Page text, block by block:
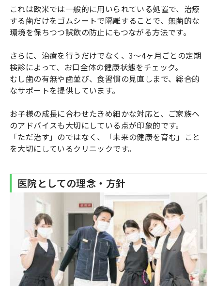
これは欧米では一般的に用いられている処置で、治療
する歯だけをゴムシートで隔離することで、無菌的な
環境を保ちつつ誤飲の防止にもつながる方法です。
さらに、治療を行うだけでなく、3〜4ヶ月ごとの定期
検診によって、お口全体の健康状態をチェック。
むし歯の有無や歯並び、食習慣の見直しまで、総合的
なサポートを提供しています。
お子様の成長に合わせたきめ細かな対応と、ご家族へ
のアドバイスも大切にしている点が印象的です。
「ただ治す」のではなく、「未来の健康を育む」こと
を大切にしているクリニックです。
医院としての理念・方針